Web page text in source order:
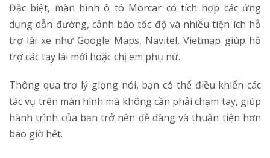
Đặc biệt, màn hình ô tô Morcar có tích hợp các ứng
dụng dẫn đường, cảnh báo tốc độ và nhiều tiện ích hỗ
trợ lái xe như Google Maps, Navitel, Vietmap giúp hỗ
trợ các tay lái mới hoặc chị em phụ nữ.
Thông qua trợ lý giọng nói, bạn có thể điều khiển các
tác vụ trên màn hình mà không cần phải chạm tay, giúp
hành trình của bạn trở nên dễ dàng và thuận tiện hơn
bao giờ hết.